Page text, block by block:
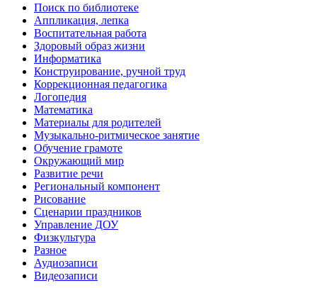
Поиск по библиотеке
Аппликация, лепка
Воспитательная работа
Здоровый образ жизни
Информатика
Конструирование, ручной труд
Коррекционная педагогика
Логопедия
Математика
Материалы для родителей
Музыкально-ритмическое занятие
Обучение грамоте
Окружающий мир
Развитие речи
Региональный компонент
Рисование
Сценарии праздников
Управление ДОУ
Физкультура
Разное
Аудиозаписи
Видеозаписи